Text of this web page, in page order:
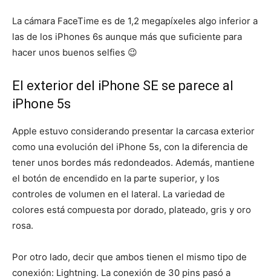
La cámara FaceTime es de 1,2 megapíxeles algo inferior a
las de los iPhones 6s aunque más que suficiente para
hacer unos buenos selfies 😉
El exterior del iPhone SE se parece al
iPhone 5s
Apple estuvo considerando presentar la carcasa exterior
como una evolución del iPhone 5s, con la diferencia de
tener unos bordes más redondeados. Además, mantiene
el botón de encendido en la parte superior, y los
controles de volumen en el lateral. La variedad de
colores está compuesta por dorado, plateado, gris y oro
rosa.
Por otro lado, decir que ambos tienen el mismo tipo de
conexión: Lightning. La conexión de 30 pins pasó a